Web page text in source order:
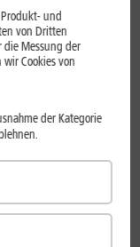
„Geführter
Spielen und
das Gerät nur
mit der Option
die laufende
App gestartet
auf dem
Ihr Kind
und
von Dritten
die Messung der
Cookies von
der Kategorie